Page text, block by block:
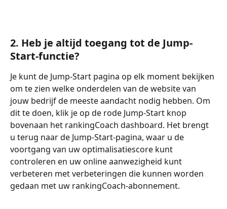
2. Heb je altijd toegang tot de Jump-
Start-functie?
Je kunt de Jump-Start pagina op elk moment bekijken
om te zien welke onderdelen van de website van
jouw bedrijf de meeste aandacht nodig hebben. Om
dit te doen, klik je op de rode Jump-Start knop
bovenaan het rankingCoach dashboard. Het brengt
u terug naar de Jump-Start-pagina, waar u de
voortgang van uw optimalisatiescore kunt
controleren en uw online aanwezigheid kunt
verbeteren met verbeteringen die kunnen worden
gedaan met uw rankingCoach-abonnement.